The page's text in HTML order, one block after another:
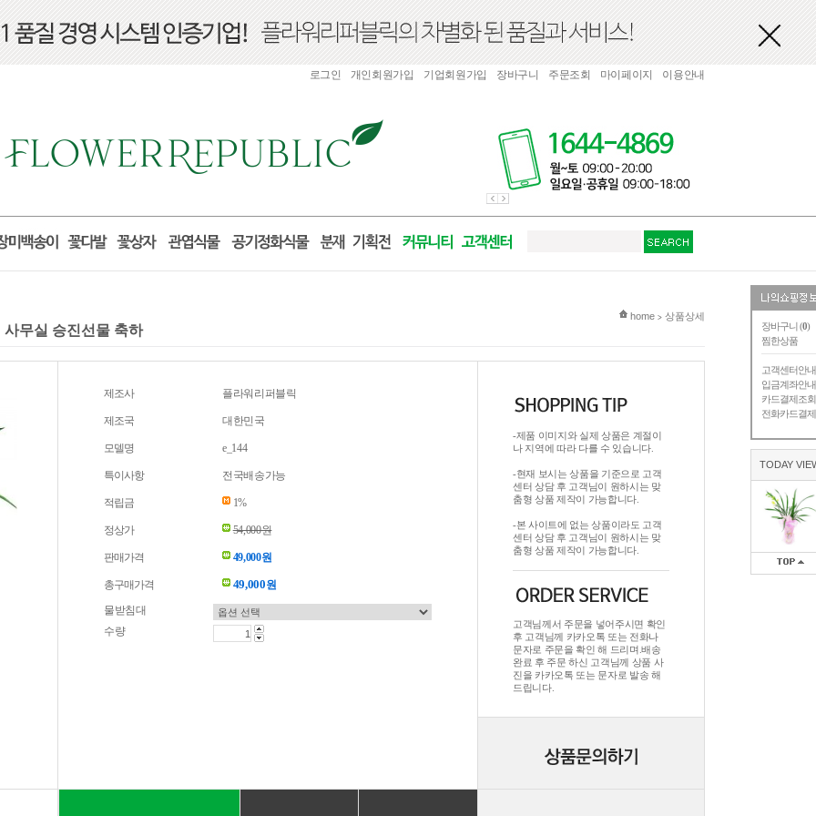
장바구니 (0)
찜한상품
고객센터안내
입금계좌안내
카드결제조회
전화카드결제
TODAY
로그인 개인회원가입 기업회원가입 장바구니 주문조회 마이페이지 이용안내
현재 위치
home > 상품상세
무실 승진선물 축하
제조사 플라워리퍼블릭
제조국 대한민국
모델명 e_144
특이사항 전국배송가능
적립금 1%
정상가 54,000원
판매가격 49,000원
총구매가격 49,000원
물받침대
수량
-제품 이미지와 실제 상품은 계절이
나 지역에 따라 다를 수 있습니다.
-현재 보시는 상품을 기준으로 고객
센터 상담 후 고객님이 원하시는 맞
춤형 상품 제작이 가능합니다.
-본 사이트에 없는 상품이라도 고객
센터 상담 후 고객님이 원하시는 맞
춤형 상품 제작이 가능합니다.
고객님께서 주문을 넣어주시면 확인
후 고객님께 카카오톡 또는 전화나
문자로 주문을 확인 해 드리며.배송
완료 후 주문 하신 고객님께 상품 사
진을 카카오톡 또는 문자로 발송 해
드립니다.